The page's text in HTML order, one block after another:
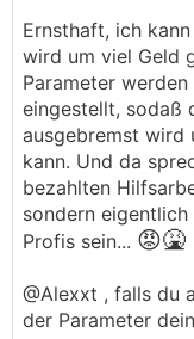
Ernsthaft, ich
wird um viel Geld
Parameter
eingestellt, sodaß
ausgebremst wird
kann. Und da
bezahlten
sondern
Profis sein... 😡🤮
@Alexxt , falls du
der Parameter